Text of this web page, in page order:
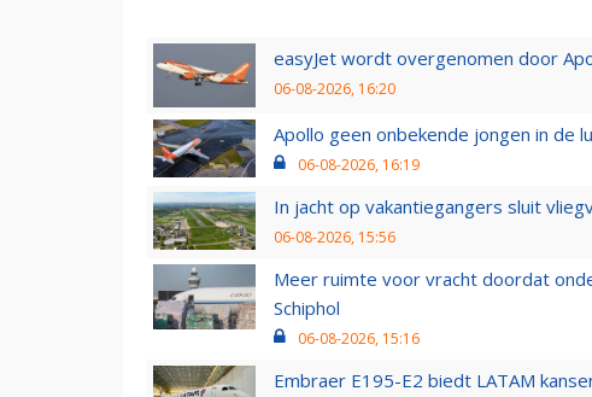
easyJet wordt overgenomen door
06-08-2026, 16:20
Apollo geen onbekende jongen in de
06-08-2026, 16:19
In jacht op vakantiegangers sluit
06-08-2026, 15:56
Meer ruimte voor vracht doordat
Schiphol
06-08-2026, 15:16
Embraer E195-E2 biedt LATAM